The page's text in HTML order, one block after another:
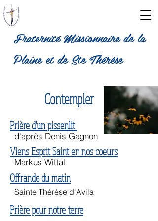
Fraternité Missionnaire de la
Plaine et de Ste Thérèse
Contempler
Prière d'un pissenlit
d'après Denis Gagnon
Viens Esprit Saint en nos coeurs
Markus Wittal
Offrande du matin
Sainte Thérèse d'Avila
Prière pour notre terre